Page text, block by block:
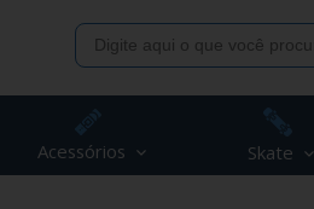
Acessórios Skate